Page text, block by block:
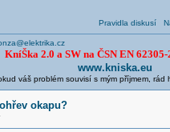
Pravidla diskusí
KníŠka 2.0 a SW na ČSN EN
www.kniska.eu
váš problém souvisí s mým příjmem, rád
okapu?